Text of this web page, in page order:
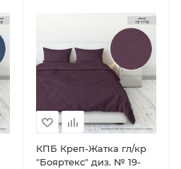
КПБ Креп-Жатка гл/кр
"Бояртекс" диз. № 19-